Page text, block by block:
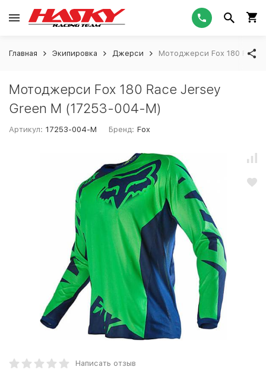
Главная Экипировка Джерси Мотоджерси Fox 180 Race
Мотоджерси Fox 180 Race Jersey
Green M (17253-004-M)
Артикул: 17253-004-M Бренд: Fox
Написать отзыв